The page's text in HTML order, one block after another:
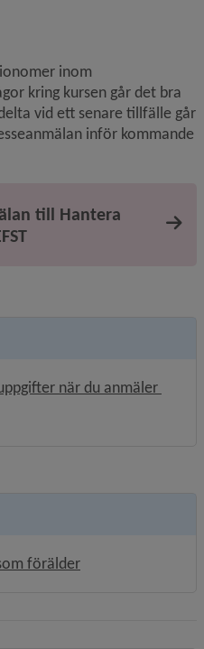
inom
kring kursen går det bra
vid ett senare tillfälle går
inför kommande
till Hantera
när du anmäler
förälder